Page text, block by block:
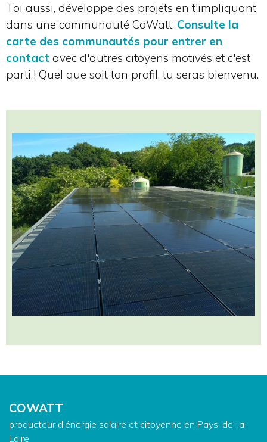
Toi aussi, développe des projets en t'impliquant
dans une communauté CoWatt. Consulte la
carte des communautés pour entrer en
contact avec d'autres citoyens motivés et c'est
parti ! Quel que soit ton profil, tu seras bienvenu.
COWATT
producteur d'énergie solaire et citoyenne en Pays-de-la-
Loire